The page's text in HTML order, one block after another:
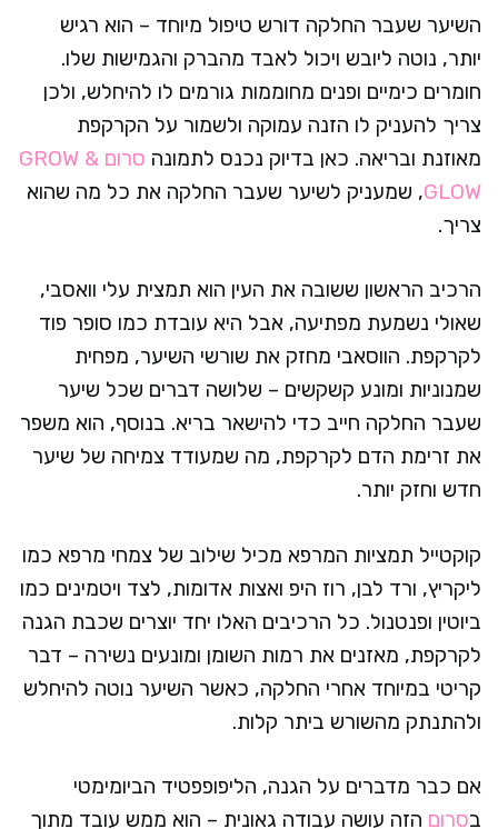
השיער שעבר החלקה דורש טיפול מיוחד – הוא רגיש
יותר, נוטה ליובש ויכול לאבד מהברק והגמישות שלו.
חומרים כימיים ופנים מחוממות גורמים לו להיחלש, ולכן
צריך להעניק לו הזנה עמוקה ולשמור על הקרקפת
מאוזנת ובריאה. כאן בדיוק נכנס לתמונה סרום GROW &
GLOW, שמעניק לשיער שעבר החלקה את כל מה שהוא
צריך.
הרכיב הראשון ששובה את העין הוא תמצית עלי וואסבי,
שאולי נשמעת מפתיעה, אבל היא עובדת כמו סופר פוד
לקרקפת. הווסאבי מחזק את שורשי השיער, מפחית
שמנוניות ומונע קשקשים – שלושה דברים שכל שיער
שעבר החלקה חייב כדי להישאר בריא. בנוסף, הוא משפר
את זרימת הדם לקרקפת, מה שמעודד צמיחה של שיער
חדש וחזק יותר.
קוקטייל תמציות המרפא מכיל שילוב של צמחי מרפא כמו
ליקריץ, ורד לבן, רוז היפ ואצות אדומות, לצד ויטמינים כמו
ביוטין ופנטנול. כל הרכיבים האלו יחד יוצרים שכבת הגנה
לקרקפת, מאזנים את רמות השומן ומונעים נשירה – דבר
קריטי במיוחד אחרי החלקה, כאשר השיער נוטה להיחלש
ולהתנתק מהשורש ביתר קלות.
אם כבר מדברים על הגנה, הליפופפטיד הביומימטי
בסרום הזה עושה עבודה גאונית – הוא ממש עובד מתוך